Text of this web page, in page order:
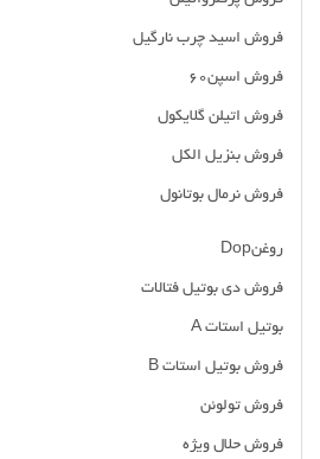
فروش اسید چرب نارگیل
فروش اسپن60
فروش اتیلن گلایکول
فروش بنزیل الکل
فروش نرمال بوتانول
روغنDop
فروش دی بوتیل فتالات
بوتیل استات A
فروش بوتیل استات B
فروش تولوئن
فروش حلال ویژه